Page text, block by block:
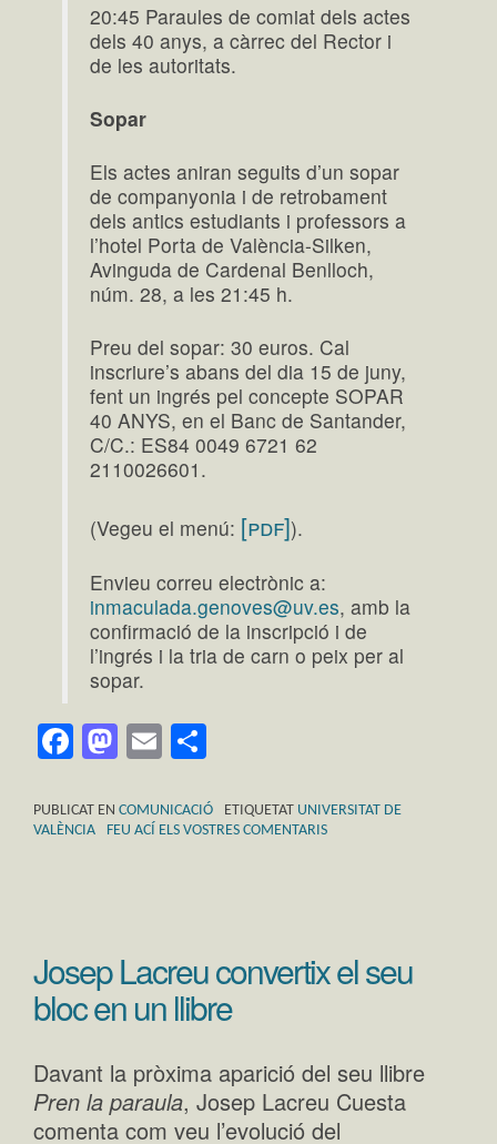
20:45 Paraules de comiat dels actes
dels 40 anys, a càrrec del Rector i
de les autoritats.
Sopar
Els actes aniran seguits d’un sopar
de companyonia i de retrobament
dels antics estudiants i professors a
l’hotel Porta de València-Silken,
Avinguda de Cardenal Benlloch,
núm. 28, a les 21:45 h.
Preu del sopar: 30 euros. Cal
inscriure’s abans del dia 15 de juny,
fent un ingrés pel concepte SOPAR
40 ANYS, en el Banc de Santander,
C/C.: ES84 0049 6721 62
2110026601.
(Vegeu el menú: [pdf]).
Envieu correu electrònic a:
inmaculada.genoves@uv.es, amb la
confirmació de la inscripció i de
l’ingrés i la tria de carn o peix per al
sopar.
Facebook
Mastodon
Email
PUBLICAT EN COMUNICACIÓ ETIQUETAT UNIVERSITAT DE
VALÈNCIA
FEU ACÍ ELS VOSTRES COMENTARIS
Josep Lacreu convertix el seu
bloc en un llibre
Davant la pròxima aparició del seu llibre
Pren la paraula, Josep Lacreu Cuesta
comenta com veu l’evolució del